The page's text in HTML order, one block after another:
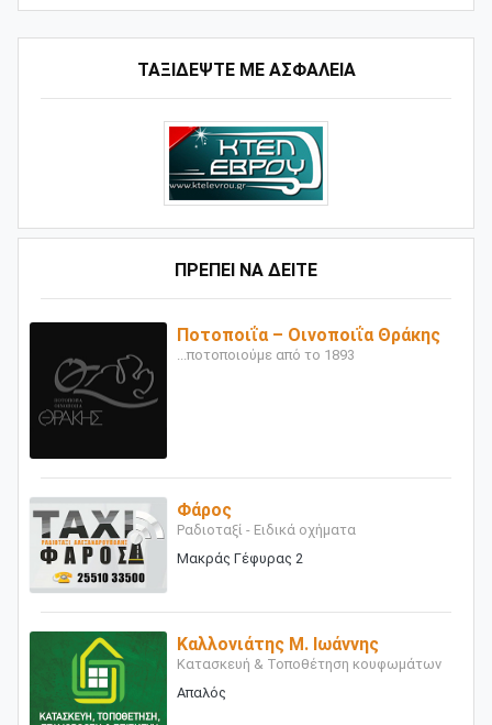
ΤΑΞΙΔΕΨΤΕ ΜΕ ΑΣΦΑΛΕΙΑ
ΠΡΕΠΕΙ ΝΑ ΔΕΙΤΕ
Ποτοποιΐα – Οινοποιΐα Θράκης
...ποτοποιούμε από το 1893
Φάρος
Ραδιοταξί - Ειδικά οχήματα
Μακράς Γέφυρας 2
Καλλονιάτης Μ. Ιωάννης
Κατασκευή & Τοποθέτηση κουφωμάτων
Απαλός